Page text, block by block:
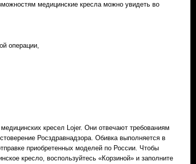
медицинские кресла можно увидеть во
операции,
кресел Lojer. Они отвечают требованиям
Росздравнадзора. Обивка выполняется в
приобретенных моделей по России. Чтобы
кресло, воспользуйтесь «Корзиной» и заполните